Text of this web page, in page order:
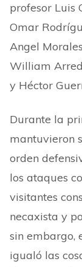
profesor Luis
Omar
Angel
William
y Héctor
Durante la
mantuvieron
orden
los ataques
visitantes
necaxista y
sin embargo,
igualó las